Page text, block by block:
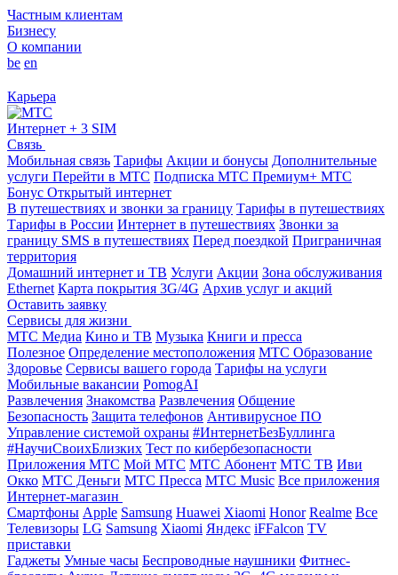
Частным клиентам
Бизнесу
О компании
be en
Карьера
Интернет + 3 SIM
Связь
Мобильная связь Тарифы Акции и бонусы Дополнительные
услуги Перейти в МТС Подписка МТС Премиум+ МТС
Бонус Открытый интернет
В путешествиях и звонки за границу Тарифы в путешествиях
Тарифы в России Интернет в путешествиях Звонки за
границу SMS в путешествиях Перед поездкой Приграничная
территория
Домашний интернет и ТВ Услуги Акции Зона обслуживания
Ethernet Карта покрытия 3G/4G Архив услуг и акций
Оставить заявку
Сервисы для жизни
МТС Медиа Кино и ТВ Музыка Книги и пресса
Полезное Определение местоположения МТС Образование
Здоровье Сервисы вашего города Тарифы на услуги
Мобильные вакансии PomogAI
Развлечения Знакомства Развлечения Общение
Безопасность Защита телефонов Антивирусное ПО
Управление системой охраны #ИнтернетБезБуллинга
#НаучиСвоихБлизких Тест по кибербезопасности
Приложения МТС Мой МТС МТС Абонент МТС ТВ Иви
Окко МТС Деньги МТС Пресса МТС Music Все приложения
Интернет-магазин
Смартфоны Apple Samsung Huawei Xiaomi Honor Realme Все
Телевизоры LG Samsung Xiaomi Яндекс iFFalcon TV
приставки
Гаджеты Умные часы Беспроводные наушники Фитнес-